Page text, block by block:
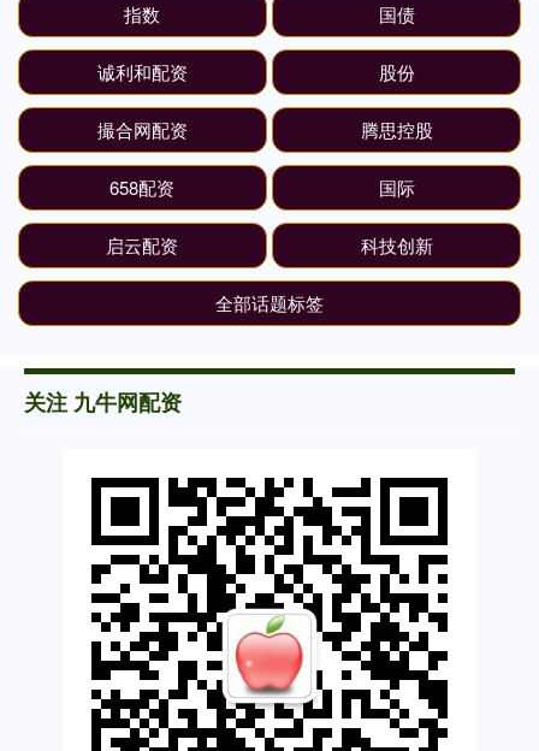
指数 国债
诚利和配资 股份
撮合网配资 腾思控股
658配资 国际
启云配资 科技创新
全部话题标签
关注 九牛网配资